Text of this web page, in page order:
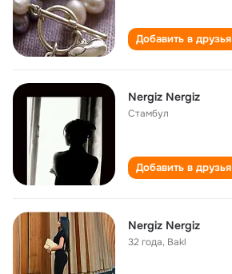
Добавить в друзья
Nergiz Nergiz
Стамбул
Добавить в друзья
Nergiz Nergiz
32 года, Bakl